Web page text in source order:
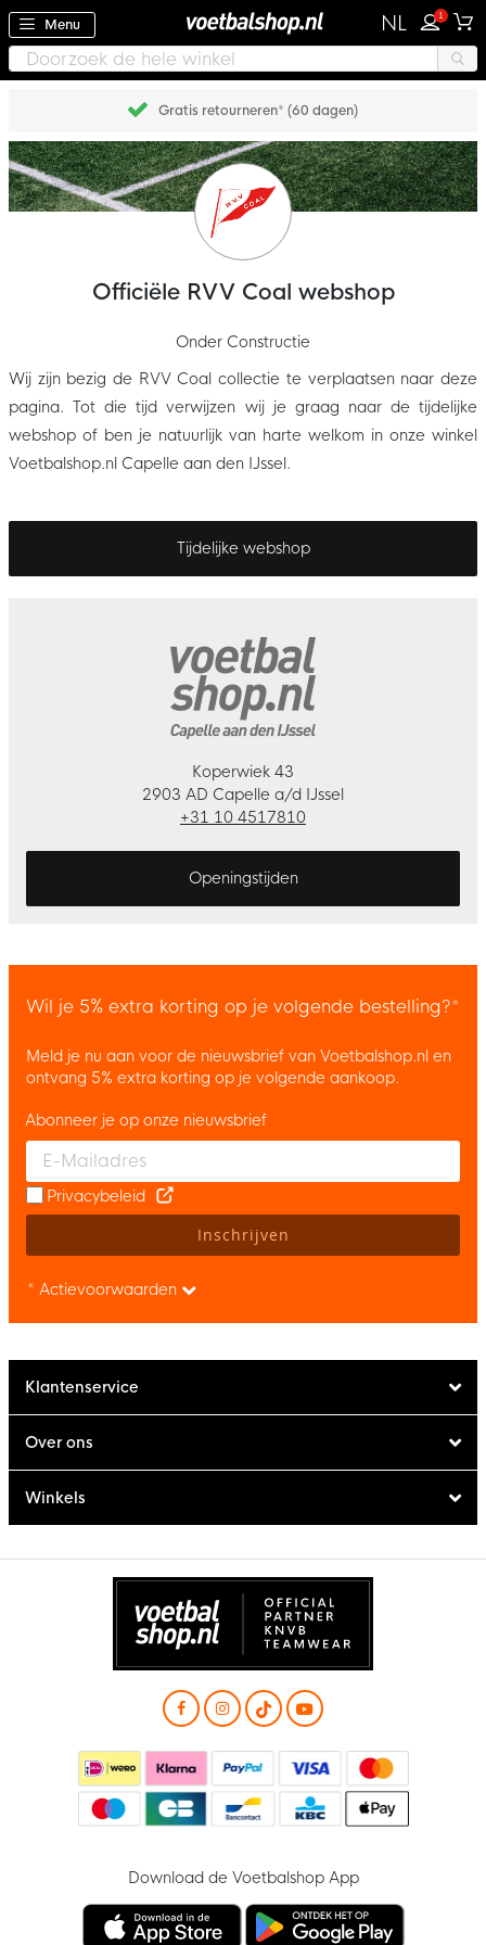
Menu NL 1
Gratis retourneren* (60 dagen)
Officiële RVV Coal webshop
Onder Constructie
Wij zijn bezig de RVV Coal collectie te verplaatsen naar deze
pagina. Tot die tijd verwijzen wij je graag naar de tijdelijke
webshop of ben je natuurlijk van harte welkom in onze winkel
Voetbalshop.nl Capelle aan den IJssel.
Tijdelijke webshop
Koperwiek 43
2903 AD Capelle a/d IJssel
+31 10 4517810
Openingstijden
Wil je 5% extra korting op je volgende bestelling?*
Meld je nu aan voor de nieuwsbrief van Voetbalshop.nl en
ontvang 5% extra korting op je volgende aankoop.
Enter your email and accept the privacy policy to subscribe to
Abonneer je op onze nieuwsbrief
Privacybeleid
Inschrijven
* Actievoorwaarden
Klantenservice
Over ons
Winkels
Download de Voetbalshop App